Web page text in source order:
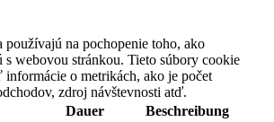
používajú na pochopenie toho, ako
s webovou stránkou. Tieto súbory cookie
o metrikách, ako je počet
zdroj návštevnosti atď.
Dauer Beschreibung